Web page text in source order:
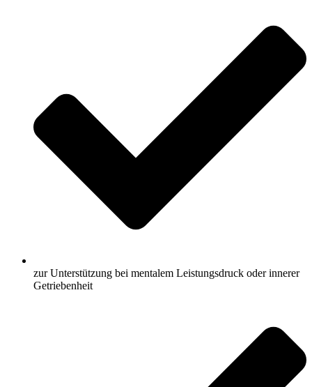
zur Unterstützung bei mentalem Leistungsdruck oder innerer
Getriebenheit